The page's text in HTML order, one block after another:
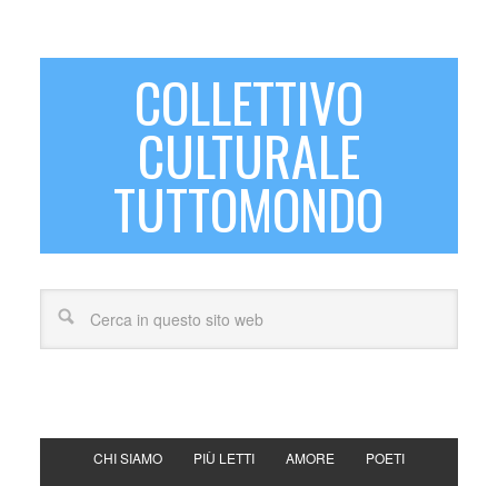
COLLETTIVO
CULTURALE
TUTTOMONDO
CHI SIAMO PIÙ LETTI AMORE POETI